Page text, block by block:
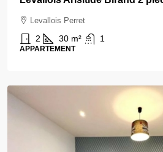
Levallois Perret
2 30 m² 1
APPARTEMENT